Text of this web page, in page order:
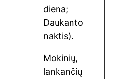
diena;
Daukanto
naktis).
Mokinių,
lankančių